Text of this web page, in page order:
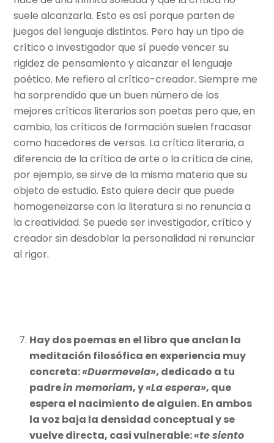
suele alcanzarla. Esto es así porque parten de
juegos del lenguaje distintos. Pero hay un tipo de
crítico o investigador que sí puede vencer su
rigidez de pensamiento y alcanzar el lenguaje
poético. Me refiero al crítico-creador. Siempre me
ha sorprendido que un buen número de los
mejores críticos literarios son poetas pero que, en
cambio, los críticos de formación suelen fracasar
como hacedores de versos. La crítica literaria, a
diferencia de la crítica de arte o la crítica de cine,
por ejemplo, se sirve de la misma materia que su
objeto de estudio. Esto quiere decir que puede
homogeneizarse con la literatura si no renuncia a
la creatividad. Se puede ser investigador, crítico y
creador sin desdoblar la personalidad ni renunciar
al rigor.
Hay dos poemas en el libro que anclan la
meditación filosófica en experiencia muy
concreta:«Duermevela», dedicado a tu
padrein memoriam, y«La espera», que
espera el nacimiento de alguien. En ambos
la voz baja la densidad conceptual y se
vuelve directa, casi vulnerable:«te siento